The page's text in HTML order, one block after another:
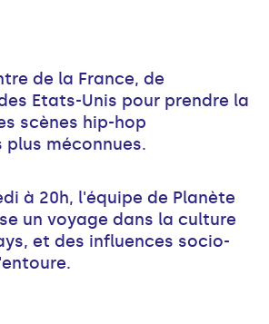
de la France, de
Etats-Unis pour prendre la
scènes hip-hop
méconnues.
à 20h, l'équipe de Planète
un voyage dans la culture
et des influences socio-